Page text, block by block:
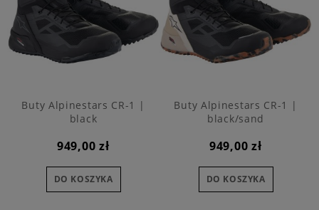
Buty Alpinestars CR-1 |
black
949,00 zł
DO KOSZYKA
Buty Alpinestars CR-1 |
black/sand
949,00 zł
DO KOSZYKA